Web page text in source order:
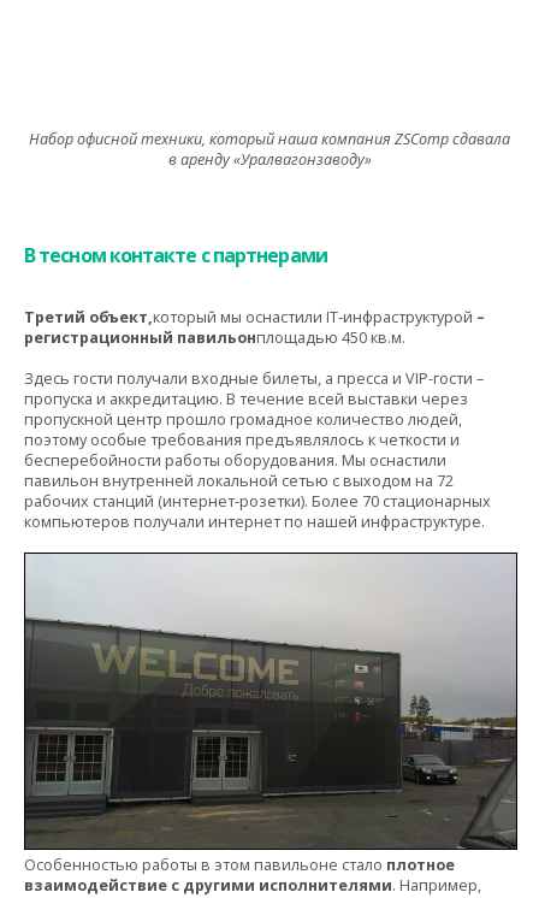
Набор офисной техники, который наша компания ZSComp сдавала
в аренду «Уралвагонзаводу»
В тесном контакте с партнерами
Третий объект,который мы оснастили IT-инфраструктурой –
регистрационный павильонплощадью 450 кв.м.
Здесь гости получали входные билеты, а пресса и VIP-гости –
пропуска и аккредитацию. В течение всей выставки через
пропускной центр прошло громадное количество людей,
поэтому особые требования предъявлялось к четкости и
бесперебойности работы оборудования. Мы оснастили
павильон внутренней локальной сетью с выходом на 72
рабочих станций (интернет-розетки). Более 70 стационарных
компьютеров получали интернет по нашей инфраструктуре.
Особенностью работы в этом павильоне стало плотное
взаимодействие с другими исполнителями. Например,